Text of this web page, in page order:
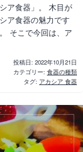
ア食器」。 木目が
ア食器の魅力です
そこで今回は、ア
投稿日: 2022年10月21日
カテゴリー: 食器の種類
タグ: アカシア 食器